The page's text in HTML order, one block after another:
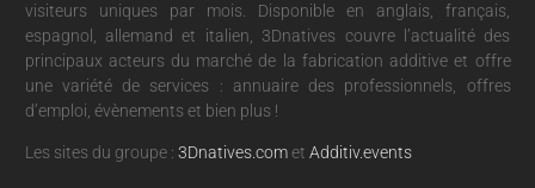
visiteurs uniques par mois. Disponible en anglais, français,
espagnol, allemand et italien, 3Dnatives couvre l’actualité des
principaux acteurs du marché de la fabrication additive et offre
une variété de services : annuaire des professionnels, offres
d’emploi, évènements et bien plus !
Les sites du groupe : 3Dnatives.comet Additiv.events